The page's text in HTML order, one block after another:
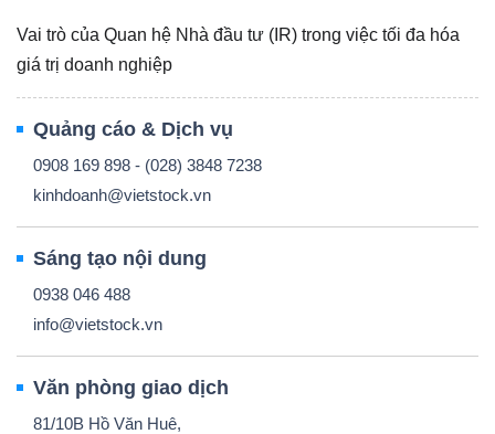
Vai trò của Quan hệ Nhà đầu tư (IR) trong việc tối đa hóa
giá trị doanh nghiệp
Quảng cáo & Dịch vụ
0908 169 898 - (028) 3848 7238
kinhdoanh@vietstock.vn
Sáng tạo nội dung
0938 046 488
info@vietstock.vn
Văn phòng giao dịch
81/10B Hồ Văn Huê,